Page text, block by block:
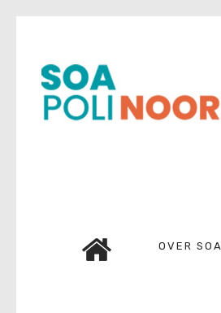
OVER SOA
Over soa
Hoe werkt het?
Bestellen
Contact